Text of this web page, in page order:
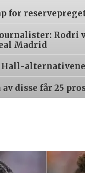
for reservepreget
Rodri
Madrid
Hall-
av disse får 25